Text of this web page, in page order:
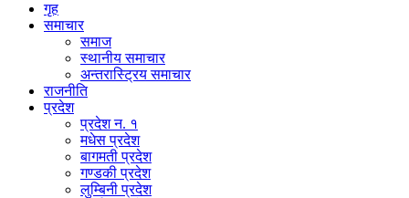
गृह
समाचार
समाज
स्थानीय समाचार
अन्तरास्ट्रिय समाचार
राजनीति
प्रदेश
प्रदेश न. १
मधेस प्रदेश
बागमती प्रदेश
गण्डकी प्रदेश
लुम्बिनी प्रदेश